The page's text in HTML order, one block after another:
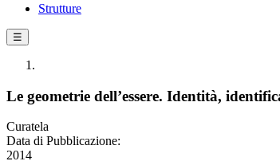
Strutture
☰
Le geometrie dell’essere. Identità,
Curatela
Data di Pubblicazione:
2014